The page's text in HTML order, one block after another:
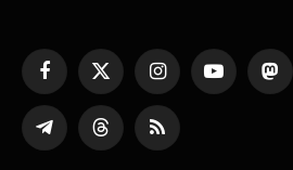
Facebook
X
(Twitter)
InstagramYouTube
Partager
sur
ThreadsRSS